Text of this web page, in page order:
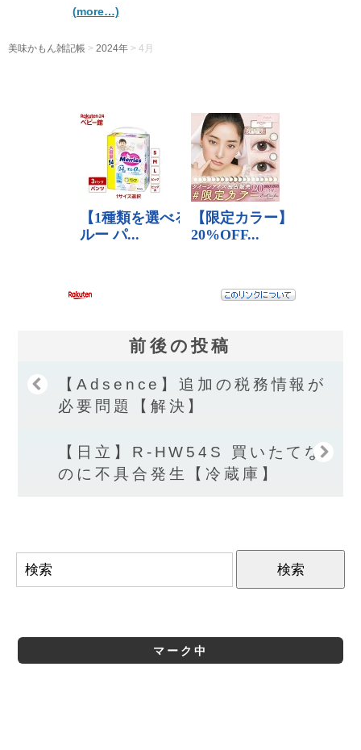
(more…)
美味かもん雑記帳 > 2024年 > 4月
前後の投稿
【Adsence】追加の税務情報が
必要問題【解決】
【日立】R-HW54S 買いたてな
のに不具合発生【冷蔵庫】
マーク中